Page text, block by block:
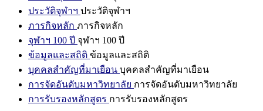
ประวัติจุฬาฯ ประวัติจุฬาฯ
ภารกิจหลัก ภารกิจหลัก
จุฬาฯ 100 ปี จุฬาฯ 100 ปี
ข้อมูลและสถิติ ข้อมูลและสถิติ
บุคคลสำคัญที่มาเยือน บุคคลสำคัญที่มาเยือน
การจัดอันดับมหาวิทยาลัย การจัดอันดับมหาวิทยาลัย
การรับรองหลักสูตร การรับรองหลักสูตร